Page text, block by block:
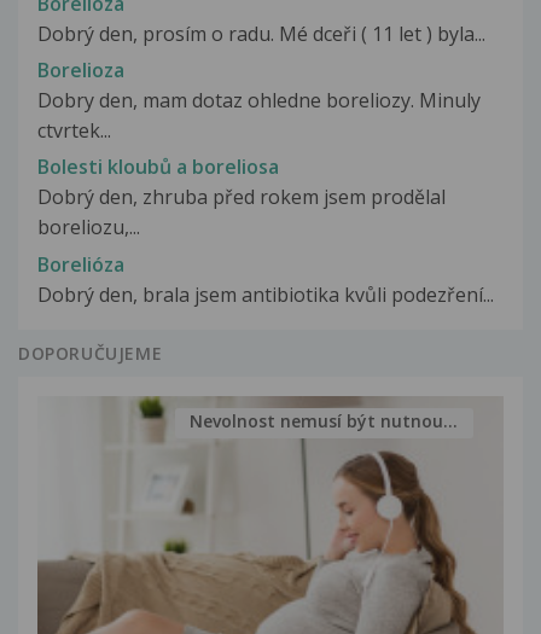
Dobrý den, prosím o radu. Mé dceři ( 11 let ) byla...
Borelioza
Dobry den, mam dotaz ohledne boreliozy. Minuly
ctvrtek...
Bolesti kloubů a boreliosa
Dobrý den, zhruba před rokem jsem prodělal
boreliozu,...
Borelióza
Dobrý den, brala jsem antibiotika kvůli podezření...
DOPORUČUJEME
Nevolnost nemusí být nutnou...